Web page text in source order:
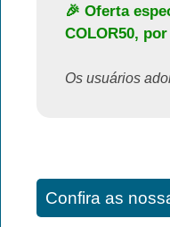
🎉 Oferta
COLOR50,
Os usuários
Confira as